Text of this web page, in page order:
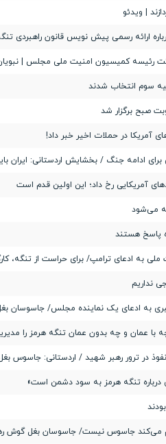
| ویدئو
ارائه رسمی پیش نویس قانون راهبردی
رئیسه کمیسیون امنیت ملی مجلس |
سوم انتخاب شدند
صبح برگزار شد
آمریکا در حملات اخیر خبر داد!
ادامه جنگ / بخشایش اردستانی: ایران
آمریکایی رخ داد؛ این اولین قدم است
می‌شود
پاسخ هستند
به ادعای ترامپ/ برای حراست از تنگه،
نداریم
به ادعای یک نماینده مجلس/ جاسوسان
عمان و چه بدون عمان تنگه هرمز را
در ترور رهبر شهید / اردستانی: جاسوس
درباره تنگه هرمز به سود دشمن است»
می‌کند جاسوس نیست/ جاسوسان بغل گوش